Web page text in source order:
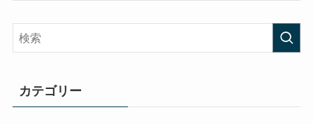
カテゴリー